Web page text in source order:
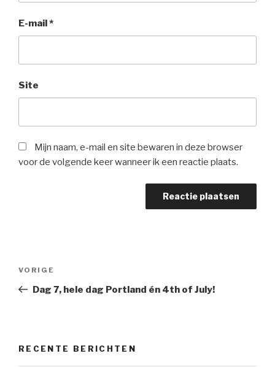
E-mail *
Site
Mijn naam, e-mail en site bewaren in deze browser
voor de volgende keer wanneer ik een reactie plaats.
Vorig
bericht
VORIGE
Dag 7, hele dag Portland én 4th of July!
RECENTE BERICHTEN